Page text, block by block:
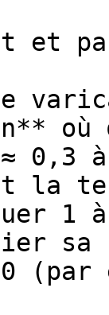
et
0,3
la
1
sa
(par